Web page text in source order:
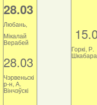
28.03
Любань,
Мікалай
Верабей
28.03
Чэрвеньскі
р-н, А.
Вінчэўскі
Горкі, Р.
Шкабара